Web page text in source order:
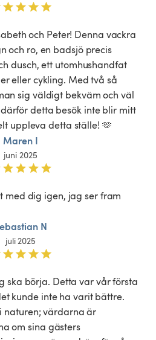
och Peter! Denna vackra
och ro, en badsjö precis
dusch, ett utomhushandfat
eller cykling. Med två så
sig väldigt bekväm och väl
detta besök inte blir mitt
uppleva detta ställe! 🫶
Maren I
juni 2025
dig igen, jag ser fram
N
juli 2025
ska börja. Detta var vår första
kunde inte ha varit bättre.
naturen; värdarna är
om sina gästers